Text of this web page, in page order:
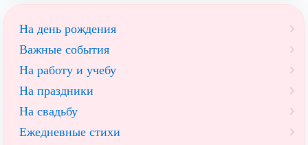
На день рождения
Важные события
На работу и учебу
На праздники
На свадьбу
Ежедневные стихи